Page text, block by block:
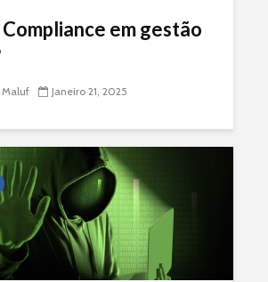
em gestão
Maluf Janeiro 21, 2025